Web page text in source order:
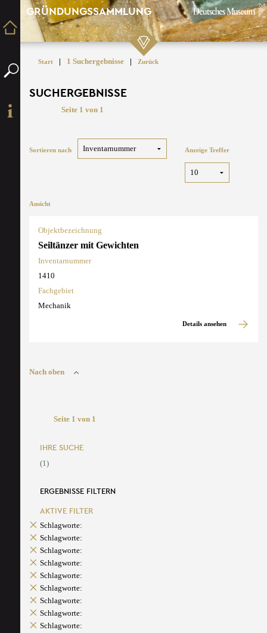
GRÜNDUNGSSAMMLUNG
Start | 1 Suchergebnisse | Zurück
SUCHERGEBNISSE
Seite 1 von 1
Sortieren nach Anzeige Treffer
Ansicht
Objektbezeichnung
Seiltänzer mit Gewichten
Inventarnummer
1410
Fachgebiet
Mechanik
Details ansehen
Nach oben
Seite 1 von 1
IHRE SUCHE
(1)
ERGEBNISSE FILTERN
AKTIVE FILTER
Schlagworte:
Schlagworte:
Schlagworte:
Schlagworte:
Schlagworte:
Schlagworte:
Schlagworte:
Schlagworte:
Schlagworte: